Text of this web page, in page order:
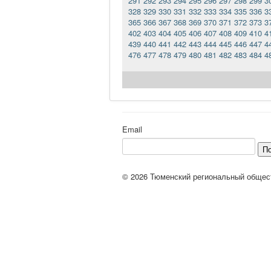
328 329 330 331 332 333 334 335 336
365 366 367 368 369 370 371 372 373
402 403 404 405 406 407 408 409 410
439 440 441 442 443 444 445 446 447
476 477 478 479 480 481 482 483 484
Email
© 2026 Тюменский региональный